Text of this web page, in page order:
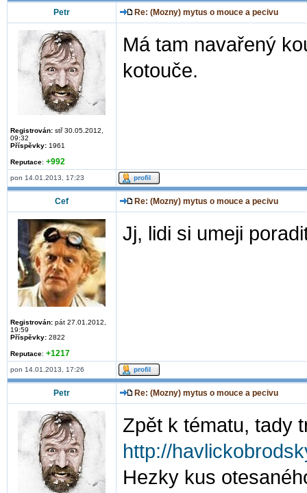
Petr Re: (Mozny) mytus o mouce a pecivu
Registrován: stř 30.05.2012,
09:32
Příspěvky: 1961
Reputace: +992
Má tam navařený
kotouče.
pon 14.01.2013, 17:23
Cef Re: (Mozny) mytus o mouce a pecivu
Registrován: pát 27.01.2012,
19:59
Příspěvky: 2822
Reputace: +1217
Jj, lidi si umeji
pon 14.01.2013, 17:26
Petr Re: (Mozny) mytus o mouce a pecivu
Zpět k tématu, tady
http://
Hezky kus